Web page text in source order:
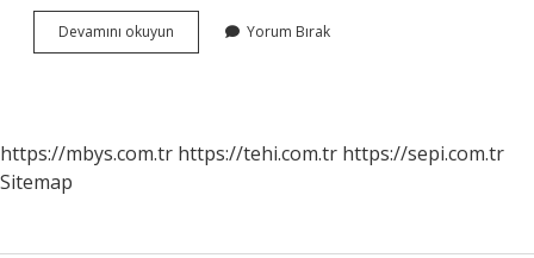
Devamını okuyun
Kökeni
Yorum Bırak
https://mbys.com.tr https://tehi.com.tr https://sepi.com.tr
Sitemap